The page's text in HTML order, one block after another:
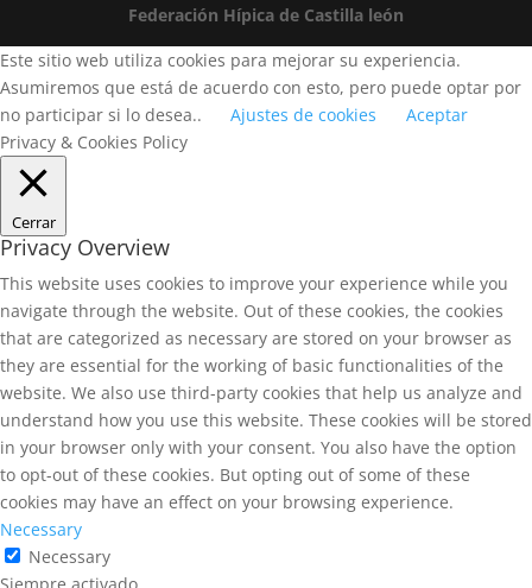
Federación Hípica de Castilla león
Este sitio web utiliza cookies para mejorar su experiencia.
Asumiremos que está de acuerdo con esto, pero puede optar por
no participar si lo desea..
Ajustes de cookies
Aceptar
Privacy & Cookies Policy
Cerrar
Privacy Overview
This website uses cookies to improve your experience while you
navigate through the website. Out of these cookies, the cookies
that are categorized as necessary are stored on your browser as
they are essential for the working of basic functionalities of the
website. We also use third-party cookies that help us analyze and
understand how you use this website. These cookies will be stored
in your browser only with your consent. You also have the option
to opt-out of these cookies. But opting out of some of these
cookies may have an effect on your browsing experience.
Necessary
Necessary
Siempre activado